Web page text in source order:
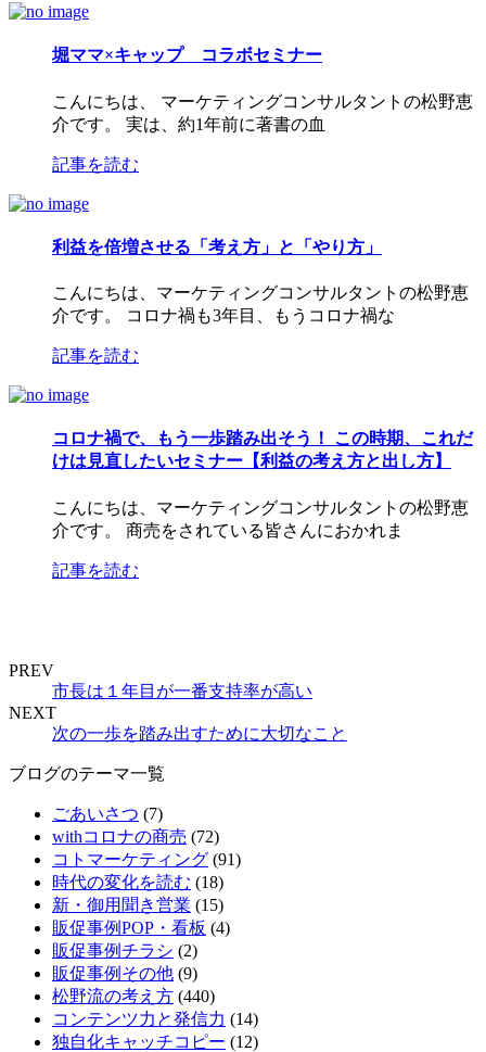
堀ママ×キャップ コラボセミナー
こんにちは、 マーケティングコンサルタントの松野恵
介です。 実は、約1年前に著書の血
記事を読む
利益を倍増させる「考え方」と「やり方」
こんにちは、マーケティングコンサルタントの松野恵
介です。 コロナ禍も3年目、もうコロナ禍な
記事を読む
コロナ禍で、もう一歩踏み出そう！ この時期、これだ
けは見直したいセミナー【利益の考え方と出し方】
こんにちは、マーケティングコンサルタントの松野恵
介です。 商売をされている皆さんにおかれま
記事を読む
PREV
市長は１年目が一番支持率が高い
NEXT
次の一歩を踏み出すために大切なこと
ブログのテーマ一覧
ごあいさつ (7)
withコロナの商売 (72)
コトマーケティング (91)
時代の変化を読む (18)
新・御用聞き営業 (15)
販促事例POP・看板 (4)
販促事例チラシ (2)
販促事例その他 (9)
松野流の考え方 (440)
コンテンツ力と発信力 (14)
独自化キャッチコピー (12)